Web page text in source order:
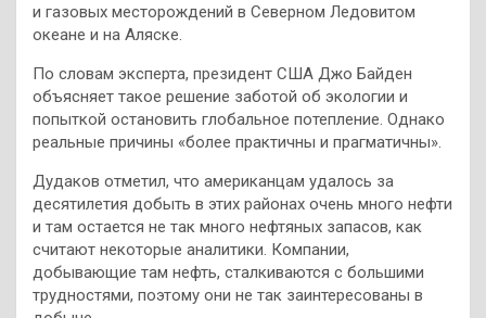
и газовых месторождений в Северном Ледовитом
океане и на Аляске.
По словам эксперта, президент США Джо Байден
объясняет такое решение заботой об экологии и
попыткой остановить глобальное потепление. Однако
реальные причины «более практичны и прагматичны».
Дудаков отметил, что американцам удалось за
десятилетия добыть в этих районах очень много нефти
и там остается не так много нефтяных запасов, как
считают некоторые аналитики. Компании,
добывающие там нефть, сталкиваются с большими
трудностями, поэтому они не так заинтересованы в